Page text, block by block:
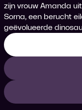
zijn vrouw Amanda
Sorna, een berucht
geëvolueerde